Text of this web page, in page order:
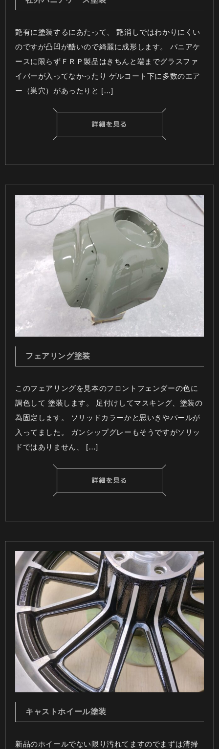
艶有に塗装するにあたって、 艶消しではわかりにくい
のですが凸凹が酷いので綺麗に成形します。 パニアケ
ースに限らずＦＲＰ製品はきちんと端までグラスファ
イバーが入ってなかったり ゲルコート下に多数のエア
ー（巣穴）があったりと […]
フェアリング塗装
このフェアリングを見本のフロントフェンダーの色に
調色して 塗装します。 足付けしてマスキング、塗装の
為固定します。 ソリッドカラーかと思いきやパールが
入ってました。 ガンシップグレーもそうですがソリッ
ドではありません、 […]
キャストホイール塗装
新品のホイールでない限り汚れてますのでまずは清掃